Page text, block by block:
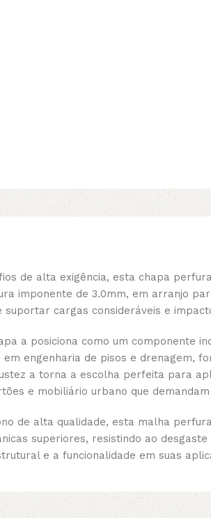
de alta exigência, esta chapa
imponente de 3.0mm, em arranjo
suportar cargas consideráveis e
a posiciona como um componente
engenharia de pisos e drenagem,
a torna a escolha perfeita para
e mobiliário urbano que
de alta qualidade, esta malha
superiores, resistindo ao
e a funcionalidade em suas